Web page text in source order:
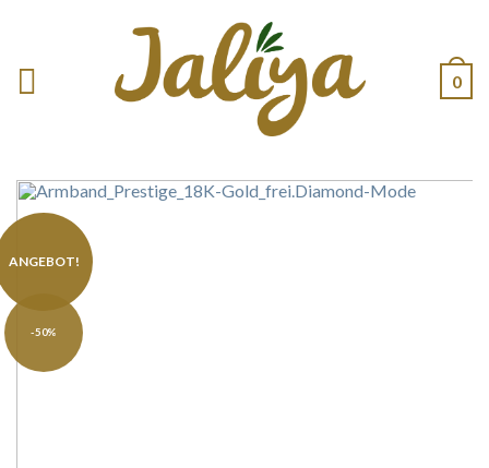
0
-50%
ANGEBOT!